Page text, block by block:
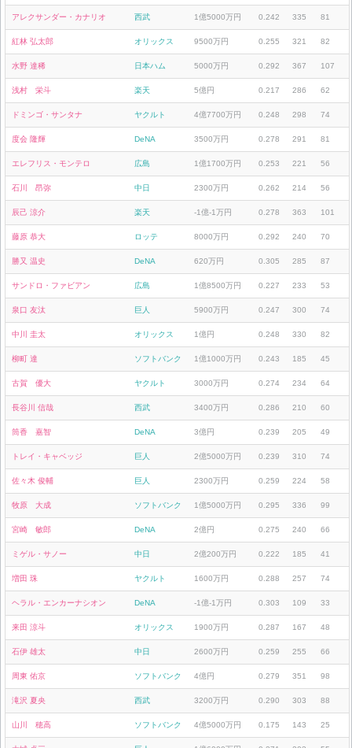
アレクサンダー・カナリオ 西武 1億5000万円 0.242 335 81
紅林 弘太郎 オリックス 9500万円 0.255 321 82
水野 達稀 日本ハム 5000万円 0.292 367 107
浅村 栄斗 楽天 5億円 0.217 286 62
ドミンゴ・サンタナ ヤクルト 4億7700万円 0.248 298 74
度会 隆輝 DeNA 3500万円 0.278 291 81
エレフリス・モンテロ 広島 1億1700万円 0.253 221 56
石川 昂弥 中日 2300万円 0.262 214 56
辰己 涼介 楽天 -1億-1万円 0.278 363 101
藤原 恭大 ロッテ 8000万円 0.292 240 70
勝又 温史 DeNA 620万円 0.305 285 87
サンドロ・ファビアン 広島 1億8500万円 0.227 233 53
泉口 友汰 巨人 5900万円 0.247 300 74
中川 圭太 オリックス 1億円 0.248 330 82
柳町 達 ソフトバンク 1億1000万円 0.243 185 45
古賀 優大 ヤクルト 3000万円 0.274 234 64
長谷川 信哉 西武 3400万円 0.286 210 60
筒香 嘉智 DeNA 3億円 0.239 205 49
トレイ・キャベッジ 巨人 2億5000万円 0.239 310 74
佐々木 俊輔 巨人 2300万円 0.259 224 58
牧原 大成 ソフトバンク 1億5000万円 0.295 336 99
宮崎 敏郎 DeNA 2億円 0.275 240 66
ミゲル・サノー 中日 2億200万円 0.222 185 41
増田 珠 ヤクルト 1600万円 0.288 257 74
ヘラル・エンカーナシオン DeNA -1億-1万円 0.303 109 33
来田 涼斗 オリックス 1900万円 0.287 167 48
石伊 雄太 中日 2600万円 0.259 255 66
周東 佑京 ソフトバンク 4億円 0.279 351 98
滝沢 夏央 西武 3200万円 0.290 303 88
山川 穂高 ソフトバンク 4億5000万円 0.175 143 25